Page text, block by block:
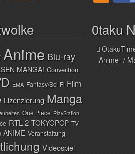
Anime Blu-ray
MANGA! Convention
EMA Fantasy/Sci-Fi Film
Lizenzierung Manga
One Piece PlayStation
RTL 2 TOKYOPOP TV
ANIME Veranstaltung
Videospiel
0taku
Anime- /